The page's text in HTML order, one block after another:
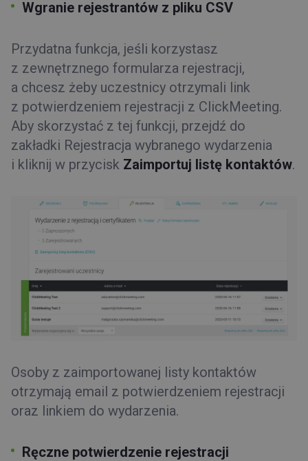
Wgranie rejestrantów z pliku CSV
Przydatna funkcja, jeśli korzystasz
z zewnętrznego formularza rejestracji,
a chcesz żeby uczestnicy otrzymali link
z potwierdzeniem rejestracji z ClickMeeting.
Aby skorzystać z tej funkcji, przejdź do
zakładki Rejestracja wybranego wydarzenia
i kliknij w przycisk Zaimportuj listę kontaktów.
Osoby z zaimportowanej listy kontaktów
otrzymają email z potwierdzeniem rejestracji
oraz linkiem do wydarzenia.
Ręczne potwierdzenie rejestracji